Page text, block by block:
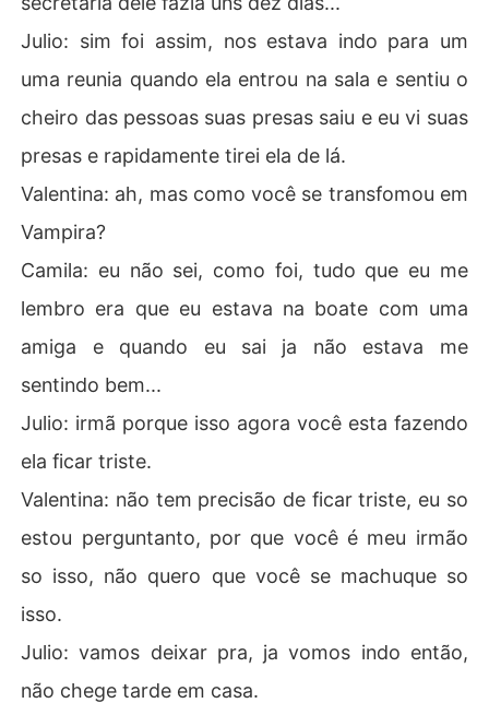
Julio: sim foi assim, nos estava indo para um
uma reunia quando ela entrou na sala e sentiu o
cheiro das pessoas suas presas saiu e eu vi suas
presas e rapidamente tirei ela de lá.
Valentina: ah, mas como você se transfomou em
Vampira?
Camila: eu não sei, como foi, tudo que eu me
lembro era que eu estava na boate com uma
amiga e quando eu sai ja não estava me
sentindo bem...
Julio: irmã porque isso agora você esta fazendo
ela ficar triste.
Valentina: não tem precisão de ficar triste, eu so
estou perguntanto, por que você é meu irmão
so isso, não quero que você se machuque so
isso.
Julio: vamos deixar pra, ja vomos indo então,
não chege tarde em casa.